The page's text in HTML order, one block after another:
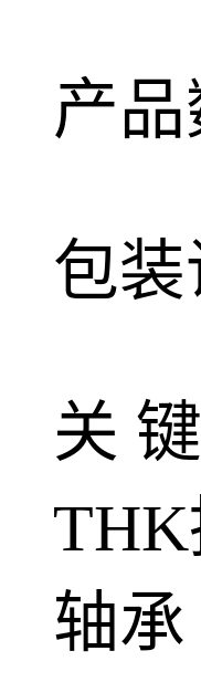
产品
包装
关
轴承